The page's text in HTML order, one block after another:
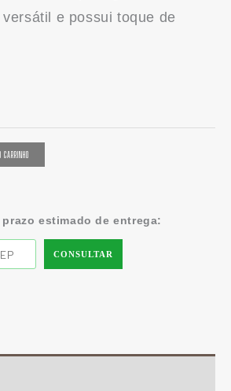
e possui toque de
CARRINHO
estimado de entrega:
CONSULTAR